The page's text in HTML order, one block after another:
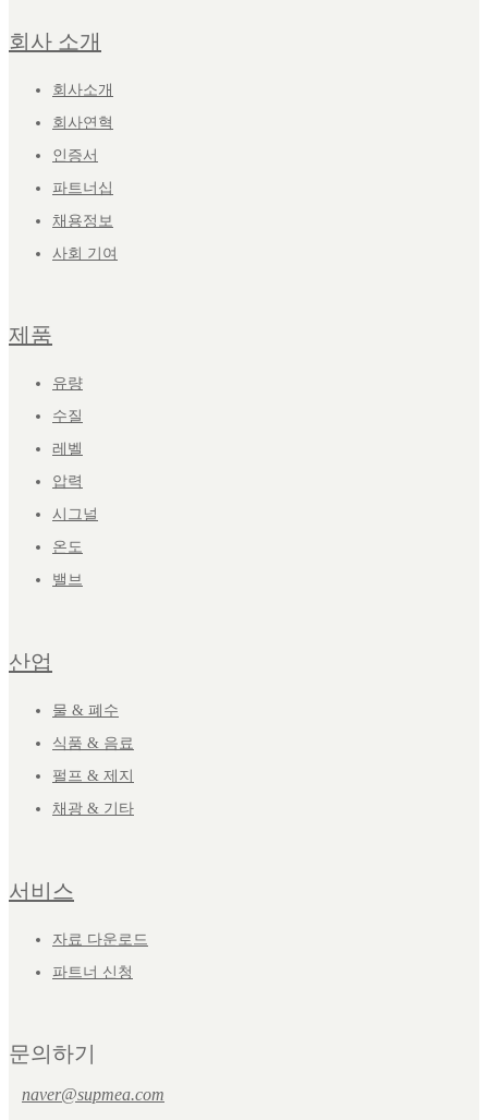
회사 소개
회사소개
회사연혁
인증서
파트너십
채용정보
사회 기여
제품
유량
수질
레벨
압력
시그널
온도
밸브
산업
물 & 폐수
식품 & 음료
펄프 & 제지
채광 & 기타
서비스
자료 다운로드
파트너 신청
문의하기
naver@supmea.com